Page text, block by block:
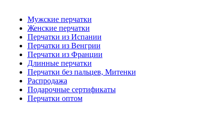
Мужские перчатки
Женские перчатки
Перчатки из Испании
Перчатки из Венгрии
Перчатки из Франции
Длинные перчатки
Перчатки без пальцев, Митенки
Распродажа
Подарочные сертификаты
Перчатки оптом